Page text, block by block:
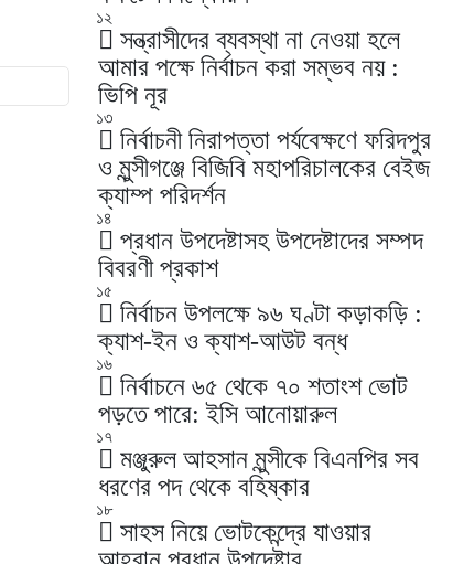
১২
সন্ত্রাসীদের ব্যবস্থা না নেওয়া হলে
আমার পক্ষে নির্বাচন করা সম্ভব নয় :
ভিপি নূর
১৩
নির্বাচনী নিরাপত্তা পর্যবেক্ষণে ফরিদপুর
ও মুন্সীগঞ্জে বিজিবি মহাপরিচালকের বেইজ
ক্যাম্প পরিদর্শন
১৪
প্রধান উপদেষ্টাসহ উপদেষ্টাদের সম্পদ
বিবরণী প্রকাশ
১৫
নির্বাচন উপলক্ষে ৯৬ ঘণ্টা কড়াকড়ি :
ক্যাশ-ইন ও ক্যাশ-আউট বন্ধ
১৬
নির্বাচনে ৬৫ থেকে ৭০ শতাংশ ভোট
পড়তে পারে: ইসি আনোয়ারুল
১৭
মঞ্জুরুল আহসান মুন্সীকে বিএনপির সব
ধরণের পদ থেকে বহিষ্কার
১৮
সাহস নিয়ে ভোটকেন্দ্রে যাওয়ার